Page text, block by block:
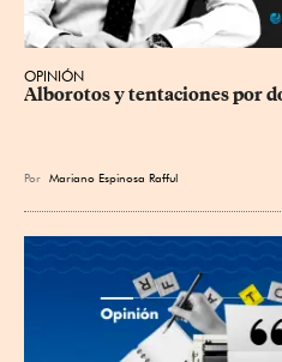
OPINIÓN
Alborotos y tentaciones por
Por Mariano Espinosa Rafful